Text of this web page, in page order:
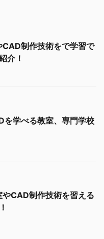
制作技術をで学習で
介！
を学べる教室、専門学校
CAD制作技術を習える